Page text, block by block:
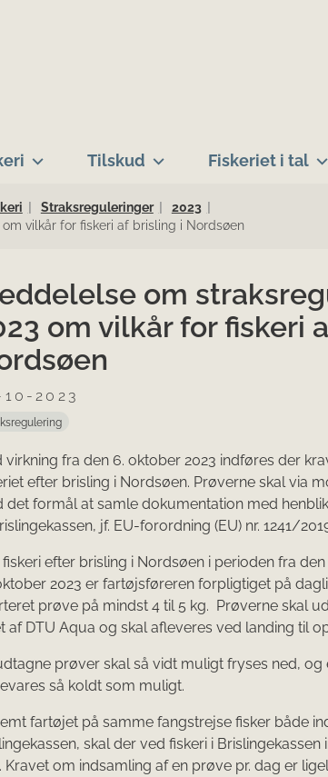
Tilskud Fiskeriet i tal
Straksreguleringer
2023
vilkår for fiskeri af brisling i Nordsøen
om
om vilkår for fiskeri
2023
virkning fra den 6. oktober 2023 indføres der
efter brisling i Nordsøen. Prøverne skal via
det formål at samle dokumentation med
jf. EU-forordning (EU) nr. 1241/
fiskeri efter brisling i Nordsøen i perioden fra
2023 er fartøjsføreren forpligtiget på
prøve på mindst 4 til 5 kg. Prøverne skal
af DTU Aqua og skal afleveres ved landing til
prøver skal så vidt muligt fryses ned, og
så koldt som muligt.
fartøjet på samme fangstrejse fisker både
skal der ved fiskeri i
Kravet om indsamling af en prøve pr. dag er